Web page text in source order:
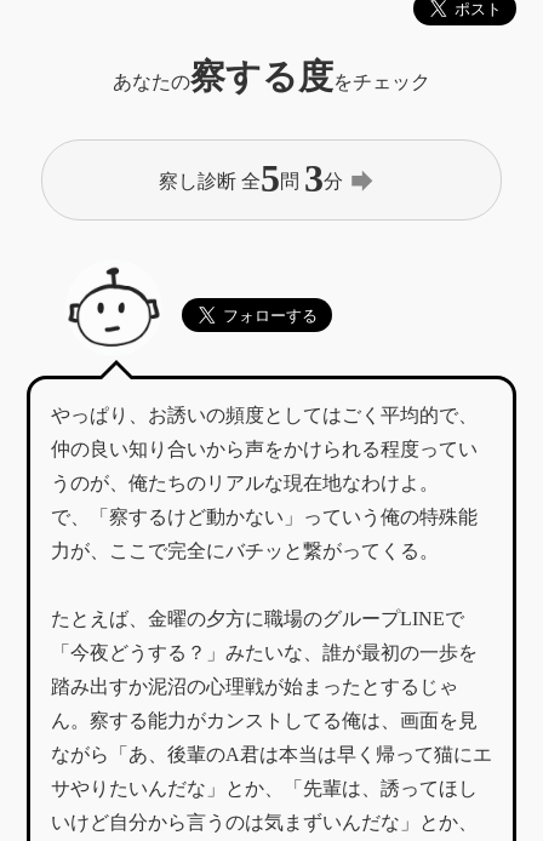
あなたの察する度をチェック
察し診断 全5問 3分 forward
やっぱり、お誘いの頻度としてはごく平均的で、
仲の良い知り合いから声をかけられる程度ってい
うのが、俺たちのリアルな現在地なわけよ。
​で、「察するけど動かない」っていう俺の特殊能
力が、ここで完全にバチッと繋がってくる。
​たとえば、金曜の夕方に職場のグループLINEで
「今夜どうする？」みたいな、誰が最初の一歩を
踏み出すか泥沼の心理戦が始まったとするじゃ
ん。察する能力がカンストしてる俺は、画面を見
ながら「あ、後輩のA君は本当は早く帰って猫にエ
サやりたいんだな」とか、「先輩は、誘ってほし
いけど自分から言うのは気まずいんだな」とか、